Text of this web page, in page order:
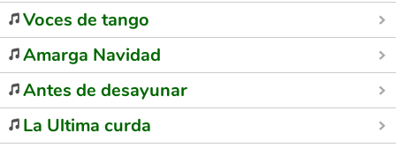
Voces de tango
Amarga Navidad
Antes de desayunar
La Ultima curda